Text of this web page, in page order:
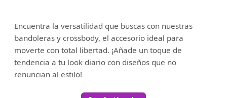
Encuentra la versatilidad que buscas con nuestras
bandoleras y crossbody, el accesorio ideal para
moverte con total libertad. ¡Añade un toque de
tendencia a tu look diario con diseños que no
renuncian al estilo!